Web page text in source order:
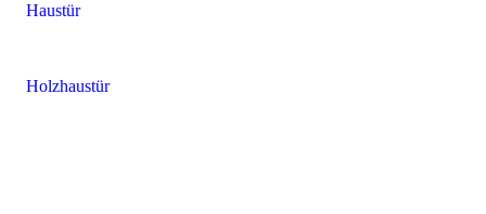
Haustür
Holzhaustür